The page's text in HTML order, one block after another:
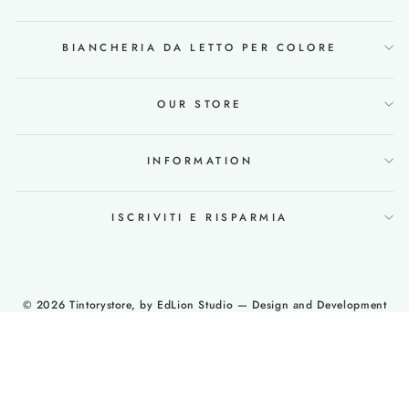
BIANCHERIA DA LETTO PER COLORE
OUR STORE
INFORMATION
ISCRIVITI E RISPARMIA
© 2026 Tintorystore, by EdLion Studio — Design and Development